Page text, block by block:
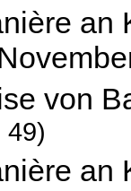
an
von
49)
an